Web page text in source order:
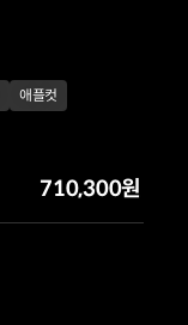
애플컷
710,300원